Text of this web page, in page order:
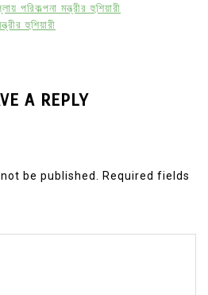
পরিকল্পনা মন্ত্রীর হুশিয়ারী
হুশিয়ারী
A REPLY
be published.
Required fields